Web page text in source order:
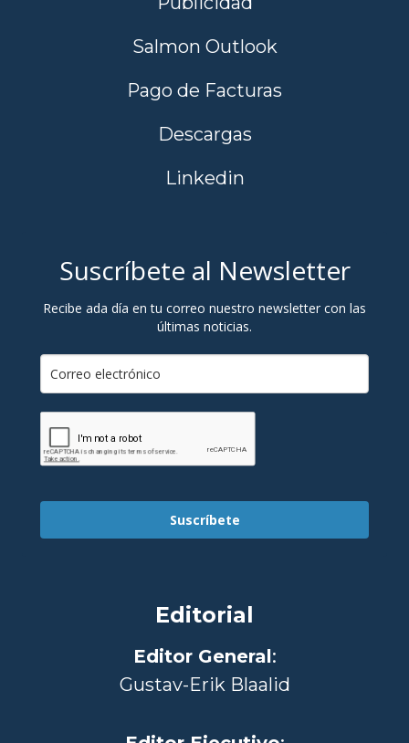
Salmon Outlook
Pago de Facturas
Descargas
Linkedin
Suscríbete al Newsletter
Recibe ada día en tu correo nuestro newsletter con las
últimas noticias.
Suscríbete
Editorial
Editor General:
Gustav-Erik Blaalid